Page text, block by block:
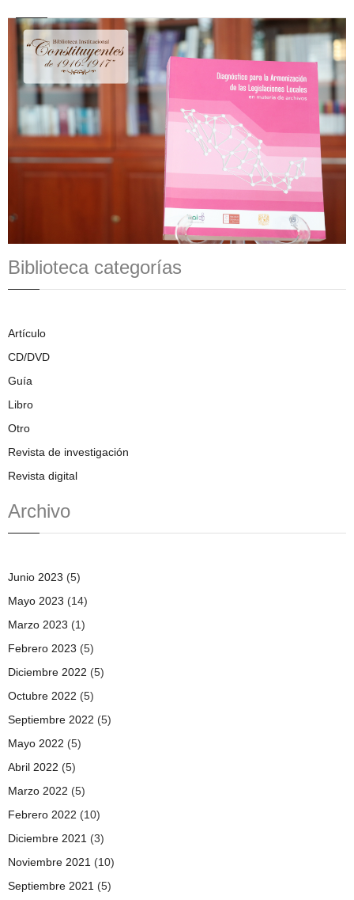
Biblioteca categorías
Artículo
CD/DVD
Guía
Libro
Otro
Revista de investigación
Revista digital
Archivo
Junio 2023 (5)
Mayo 2023 (14)
Marzo 2023 (1)
Febrero 2023 (5)
Diciembre 2022 (5)
Octubre 2022 (5)
Septiembre 2022 (5)
Mayo 2022 (5)
Abril 2022 (5)
Marzo 2022 (5)
Febrero 2022 (10)
Diciembre 2021 (3)
Noviembre 2021 (10)
Septiembre 2021 (5)